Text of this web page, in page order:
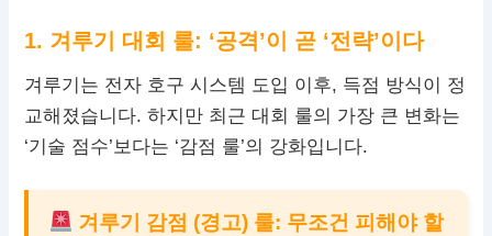
1. 겨루기 대회 룰: ‘공격’이 곧 ‘전략’이다
겨루기는 전자 호구 시스템 도입 이후, 득점 방식이 정
교해졌습니다. 하지만 최근 대회 룰의 가장 큰 변화는
‘기술 점수’보다는 ‘감점 룰’의 강화입니다.
겨루기 감점 (경고) 룰: 무조건 피해야 할